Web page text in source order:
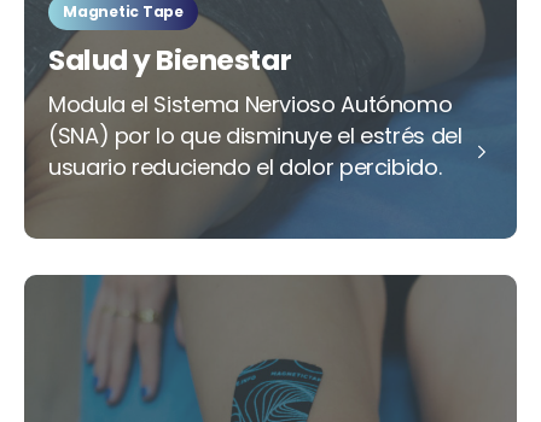
Magnetic Tape
Salud y Bienestar
Modula el Sistema Nervioso Autónomo
(SNA) por lo que disminuye el estrés del
usuario reduciendo el dolor percibido.